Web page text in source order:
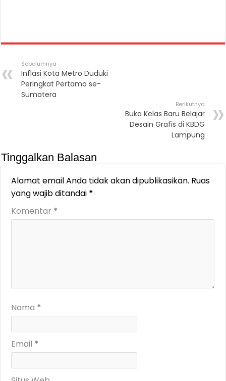
Sebelumnya
Inflasi Kota Metro Duduki
Peringkat Pertama se-
Sumatera
Berikutnya
Buka Kelas Baru Belajar
Desain Grafis di KBDG
Lampung
Tinggalkan Balasan
Alamat email Anda tidak akan dipublikasikan. Ruas
yang wajib ditandai *
Komentar *
Nama *
Email *